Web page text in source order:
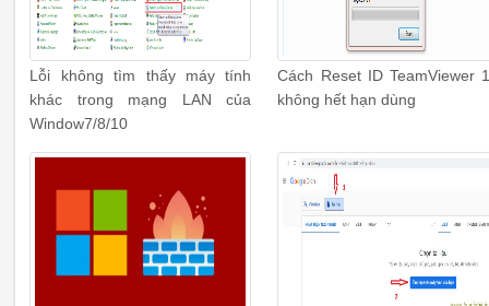
Lỗi không tìm thấy máy tính
khác trong mạng LAN của
Window7/8/10
Cách Reset ID TeamViewer
không hết hạn dùng